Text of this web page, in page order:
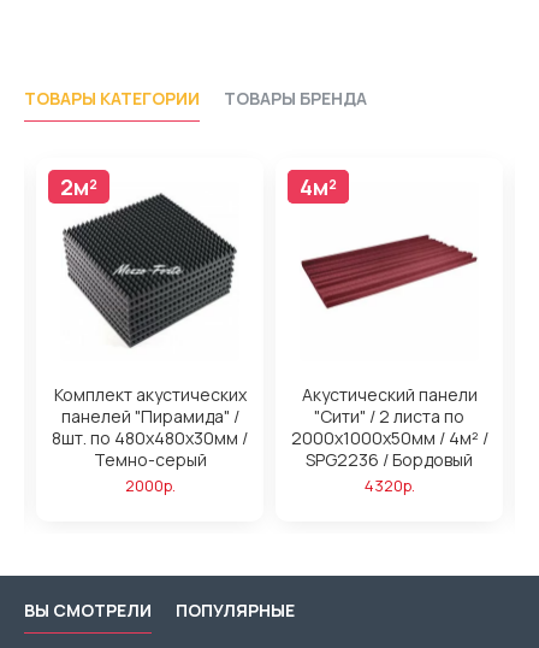
ТОВАРЫ КАТЕГОРИИ ТОВАРЫ БРЕНДА
2м²
Комплект акустических
панелей "Пирамида" /
8шт. по 480x480х30мм /
Темно-серый
2000р.
4м²
4м²
Акустический панели
"Сити" / 2 листа по
2000х1000х50мм / 4м² /
SPG2236 / Бордовый
4320р.
ВЫ СМОТРЕЛИ ПОПУЛЯРНЫЕ